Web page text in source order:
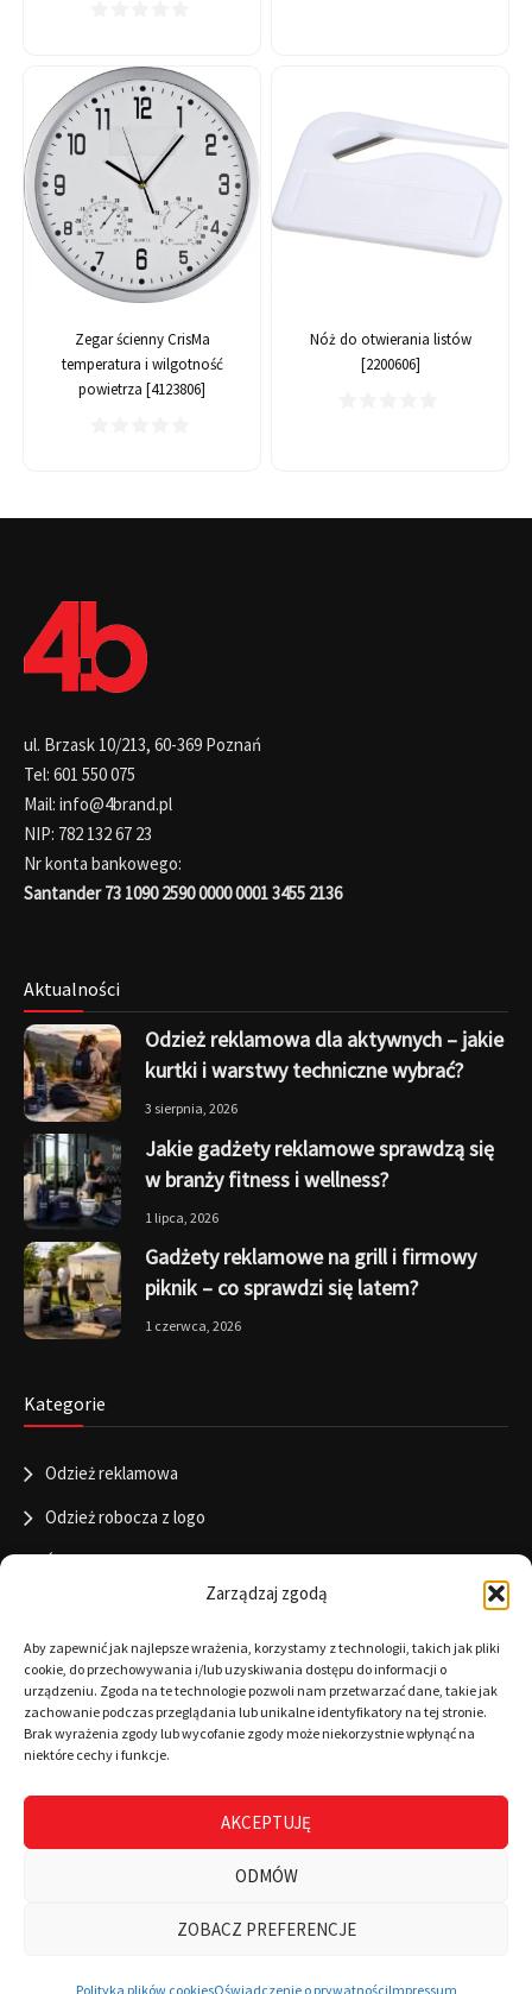
Zarządzaj zgodą
Aby zapewnić jak najlepsze wrażenia, korzystamy z technologii, takich jak pliki
cookie, do przechowywania i/lub uzyskiwania dostępu do informacji o
urządzeniu. Zgoda na te technologie pozwoli nam przetwarzać dane, takie jak
zachowanie podczas przeglądania lub unikalne identyfikatory na tej stronie.
Brak wyrażenia zgody lub wycofanie zgody może niekorzystnie wpłynąć na
niektóre cechy i funkcje.
AKCEPTUJĘ
ODMÓW
ZOBACZ PREFERENCJE
Polityka plików cookiesOświadczenie o prywatnościImpressum
Wszystkie kategorie Wyszukaj Mój koszyk
Zegar ścienny CrisMa
temperatura i wilgotność
powietrza [4123806]
Nóż do otwierania listów
[2200606]
ul. Brzask 10/213, 60-369 Poznań
Tel: 601 550 075
Mail: info@4brand.pl
NIP: 782 132 67 23
Nr konta bankowego:
Santander 73 1090 2590 0000 0001 3455 2136
Aktualności
Odzież reklamowa dla aktywnych – jakie
kurtki i warstwy techniczne wybrać?
3 sierpnia, 2026
Jakie gadżety reklamowe sprawdzą się
w branży fitness i wellness?
1 lipca, 2026
Gadżety reklamowe na grill i firmowy
piknik – co sprawdzi się latem?
1 czerwca, 2026
Kategorie
Odzież reklamowa
Odzież robocza z logo
Święta
Informacje
RODO
Polityka cookies
Warunki płatności